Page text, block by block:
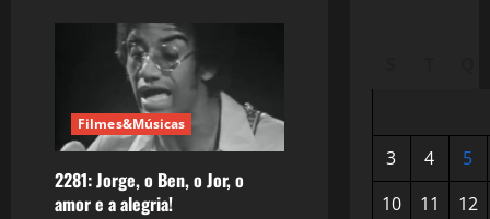
Filmes&Músicas
2281: Jorge, o Ben, o Jor, o
amor e a alegria!
3 4
5
10
11
12